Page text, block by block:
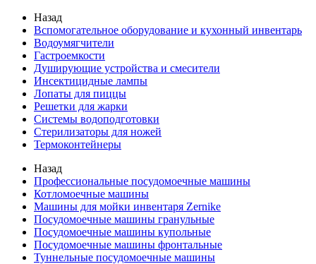
Назад
Вспомогательное оборудование и кухонный инвентарь
Водоумягчители
Гастроемкости
Душирующие устройства и смесители
Инсектицидные лампы
Лопаты для пиццы
Решетки для жарки
Системы водоподготовки
Стерилизаторы для ножей
Термоконтейнеры
Назад
Профессиональные посудомоечные машины
Котломоечные машины
Машины для мойки инвентаря Zernike
Посудомоечные машины гранульные
Посудомоечные машины купольные
Посудомоечные машины фронтальные
Туннельные посудомоечные машины